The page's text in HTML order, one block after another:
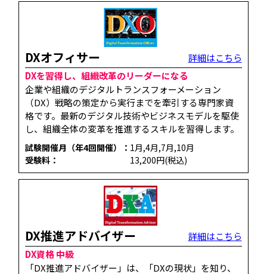
DXオフィサー
詳細はこちら
DXを習得し、組織改革のリーダーになる
企業や組織のデジタルトランスフォーメーション
（DX）戦略の策定から実行までを牽引する専門家資
格です。​最新のデジタル技術やビジネスモデルを駆使
し、組織全体の変革を推進するスキルを習得します。
試験開催月（年4回開催）： 1月,4月,7月,10月
受験料：
13,200円(税込)
DX推進アドバイザー
詳細はこちら
DX資格 中級
「DX推進アドバイザー」は、「DXの現状」を知り、